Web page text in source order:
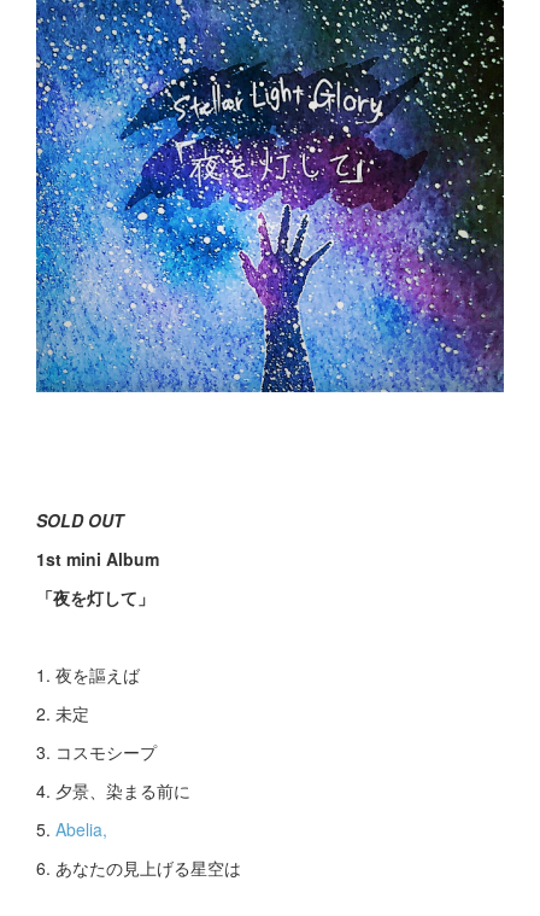
SOLD OUT
1st mini Album
「夜を灯して」
1. 夜を謳えば
2. 未定
3. コスモシープ
4. 夕景、染まる前に
5. Abelia,
6. あなたの見上げる星空は